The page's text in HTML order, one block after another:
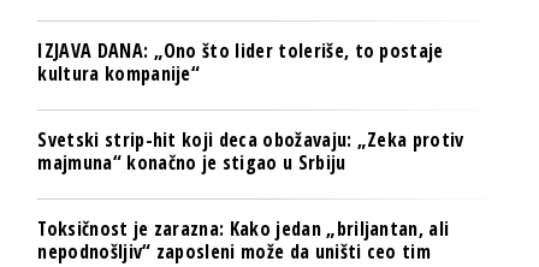
IZJAVA DANA: „Ono što lider toleriše, to postaje
kultura kompanije“
Svetski strip-hit koji deca obožavaju: „Zeka protiv
majmuna“ konačno je stigao u Srbiju
Toksičnost je zarazna: Kako jedan „briljantan, ali
nepodnošljiv“ zaposleni može da uništi ceo tim